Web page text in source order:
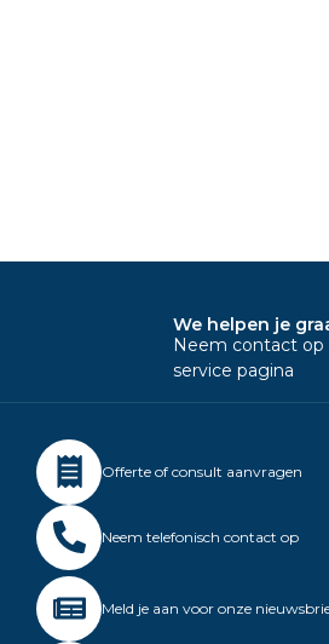
We helpen je
Neem contact op
service pagina
Offerte of consult aanvragen
Neem telefonisch contact op
Meld je aan voor onze